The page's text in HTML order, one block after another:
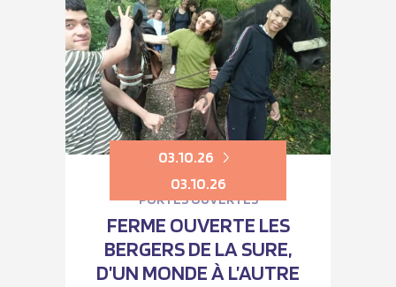
03.10.26
03.10.26
PORTES OUVERTES
FERME OUVERTE LES
BERGERS DE LA SURE,
D’UN MONDE À L’AUTRE